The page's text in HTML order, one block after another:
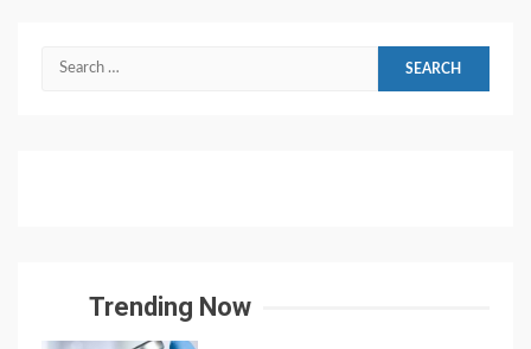
Search
Trending Now